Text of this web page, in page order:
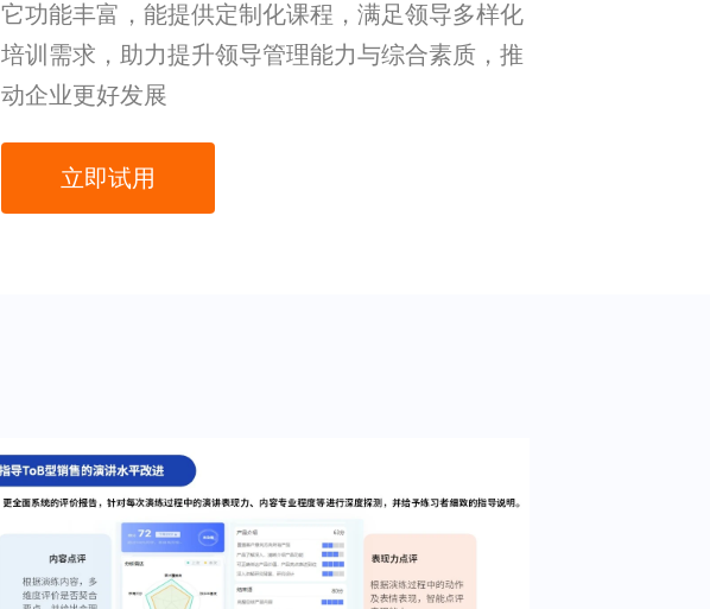
它功能丰富，能提供定制化课程，满足领导多样化
培训需求，助力提升领导管理能力与综合素质，推
动企业更好发展
立即试用